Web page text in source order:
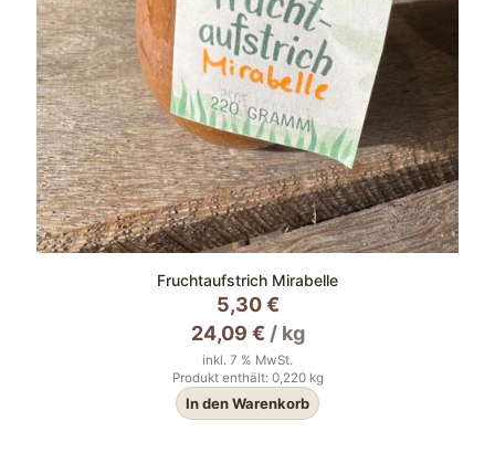
Fruchtaufstrich Mirabelle
5,30€
24,09 € / kg
inkl. 7 % MwSt.
Produkt enthält: 0,220 kg
In den Warenkorb